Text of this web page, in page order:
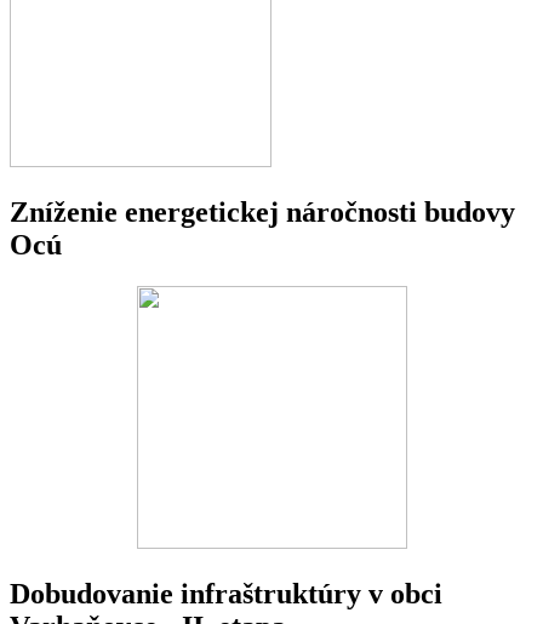
Zníženie energetickej náročnosti budovy
Ocú
Dobudovanie infraštruktúry v obci